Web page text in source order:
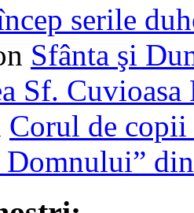
serile
Sfânta şi
Sf. Cuvioasa
Corul de
Domnului”